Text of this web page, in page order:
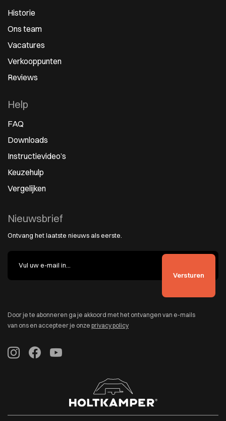
Historie
Ons team
Vacatures
Verkooppunten
Reviews
Help
FAQ
Downloads
Instructievideo’s
Keuzehulp
Vergelijken
Nieuwsbrief
Ontvang het laatste nieuws als eerste.
Door je te abonneren ga je akkoord met het ontvangen van e-mails
van ons en accepteer je onze privacy policy